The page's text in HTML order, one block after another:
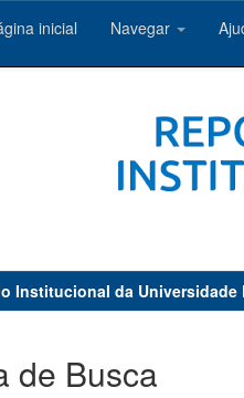
inicial Navegar
Institucional da Universidade
de Busca